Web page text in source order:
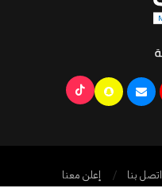
اتصل بنا إعلن معنا